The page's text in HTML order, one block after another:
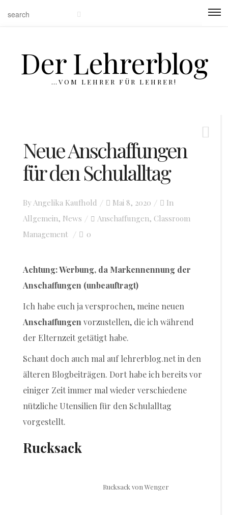
Der Lehrerblog
…VOM LEHRER FÜR LEHRER!
Neue Anschaffungen
für den Schulalltag
ByAngelika Kaufhold
Posted
on
Mai 8, 2020
In
Allgemein, News Anschaffungen, Classroom
Management
0
Achtung: Werbung, da Markennennung der
Anschaffungen (unbeauftragt)
Ich habe euch ja versprochen, meine neuen
Anschaffungen vorzustellen, die ich während
der Elternzeit getätigt habe.
Schaut doch auch mal auf lehrerblog.net in den
älteren Blogbeiträgen. Dort habe ich bereits vor
einiger Zeit immer mal wieder verschiedene
nützliche Utensilien für den Schulalltag
vorgestellt.
Rucksack
Rucksack von Wenger